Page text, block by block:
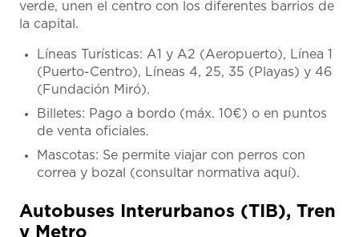
verde, unen el centro con los diferentes barrios de
la capital.
Líneas Turísticas: A1 y A2 (Aeropuerto), Línea 1
(Puerto-Centro), Líneas 4, 25, 35 (Playas) y 46
(Fundación Miró).
Billetes: Pago a bordo (máx. 10€) o en puntos
de venta oficiales.
Mascotas: Se permite viajar con perros con
correa y bozal (consultar normativa aquí).
Autobuses Interurbanos (TIB), Tren
y Metro